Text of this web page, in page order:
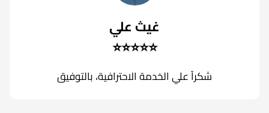
غيث علي
⭐⭐⭐⭐⭐
شكراً علي الخدمة الاحترافية، بالتوفيق